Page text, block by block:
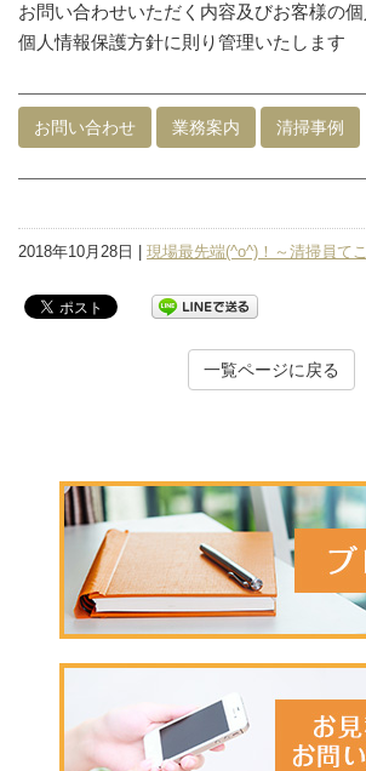
お問い合わせいただく内容及びお客様の
個人情報保護方針に則り管理いたします
お問い合わせ 業務案内 清掃事例
2018年10月28日 | 現場最先端(^o^)！～清掃員て
一覧ページに戻る